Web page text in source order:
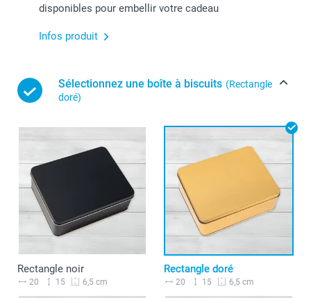
disponibles pour embellir votre cadeau
Infos produit
Sélectionnez une boîte à biscuits (Rectangle
doré)
Rectangle noir
20 15 6,5 cm
Rectangle doré
20 15 6,5 cm